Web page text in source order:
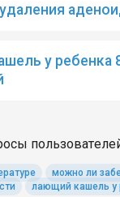
у ребенка
можно ли
лающий кашель у